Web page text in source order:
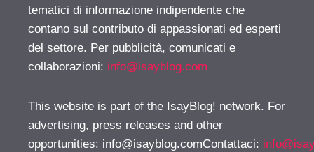
tematici di informazione indipendente che
contano sul contributo di appassionati ed esperti
del settore. Per pubblicità, comunicati e
collaborazioni: info@isayblog.com
This website is part of the IsayBlog! network. For
advertising, press releases and other
opportunities: info@isayblog.comContattaci: